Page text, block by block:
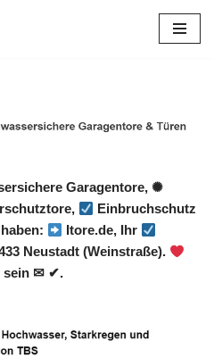
Garagentore, ✺
Einbruchschutz
Itore.de, Ihr
Neustadt (Weinstraße).
sein ✉ ✔.